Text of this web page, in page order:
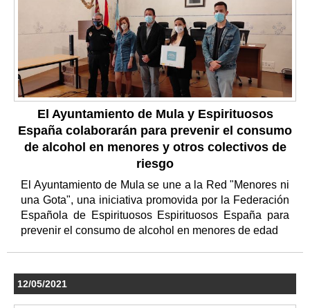
El Ayuntamiento de Mula y Espirituosos
España colaborarán para prevenir el consumo
de alcohol en menores y otros colectivos de
riesgo
El Ayuntamiento de Mula se une a la Red "Menores ni
una Gota", una iniciativa promovida por la Federación
Española de Espirituosos Espirituosos España para
prevenir el consumo de alcohol en menores de edad
12/05/2021